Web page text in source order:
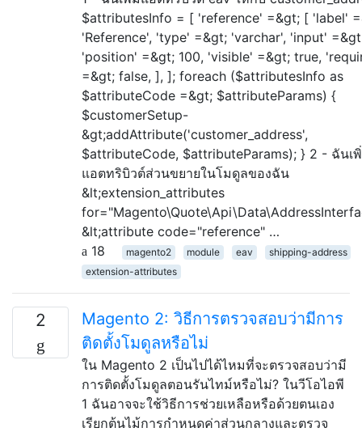
$attributesInfo = [ 'reference' =&gt; [ 'label'
'Reference', 'type' =&gt; 'varchar', 'input'
'position' =&gt; 100, 'visible' =&gt; true,
=&gt; false, ], ]; foreach ($attributesInfo as
$attributeCode =&gt; $attributeParams) {
$customerSetup-
&gt;addAttribute('customer_address',
$attributeCode, $attributeParams); } 2 - ฉันเ
แอตทริบิวต์ส่วนขยายในโมดูลของฉัน
&lt;extension_attributes
&lt;attribute code="reference" …
18
magento2 module eav
shipping-address
extension-attributes
2
Magento 2: วิธีการตรวจสอบว่ามีการ
ติดตั้งโมดูลหรือไม่
ใน Magento 2 เป็นไปได้ไหมที่จะตรวจสอบว่ามี
การติดตั้งโมดูลตอนรันไทม์หรือไม่? ในวีโอไอพี
1 ฉันอาจจะใช้วิธีการช่วยเหลือหรือด้วยตนเอง
เรียกต้นไม้การกำหนดค่าส่วนกลางและตรวจ